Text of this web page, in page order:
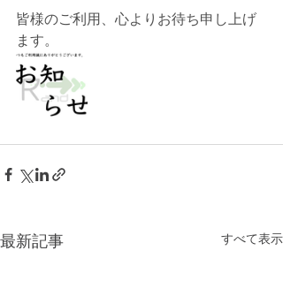
皆様のご利用、心よりお待ち申し上げ
ます。
最新記事 すべて表示